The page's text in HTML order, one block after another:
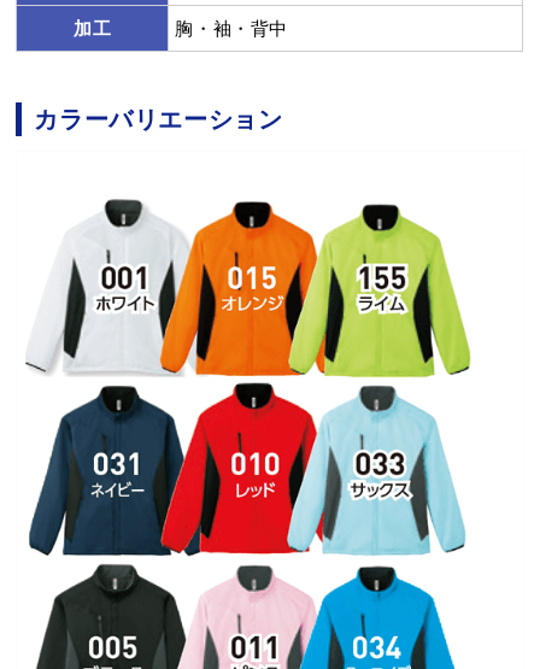
加工 胸・袖・背中
カラーバリエーション